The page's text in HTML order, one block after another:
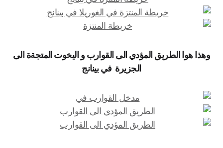
وهذا هوا الطريق المؤدي الى القوارب و اليخوت المتجةة الى
الجزيرة في بينانج